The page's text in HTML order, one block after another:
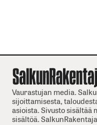
Vaurastujan media.
sijoittamisesta,
asioista. Sivusto sisältää
sisältöä.